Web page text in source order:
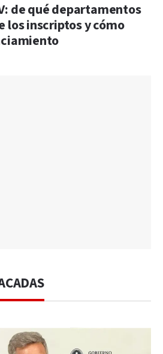
de qué departamentos
los inscriptos y cómo